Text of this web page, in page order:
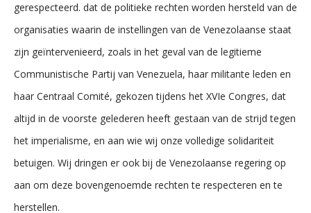
gerespecteerd. dat de politieke rechten worden hersteld van de
organisaties waarin de instellingen van de Venezolaanse staat
zijn geïntervenieerd, zoals in het geval van de legitieme
Communistische Partij van Venezuela, haar militante leden en
haar Centraal Comité, gekozen tijdens het XVIe Congres, dat
altijd in de voorste gelederen heeft gestaan van de strijd tegen
het imperialisme, en aan wie wij onze volledige solidariteit
betuigen. Wij dringen er ook bij de Venezolaanse regering op
aan om deze bovengenoemde rechten te respecteren en te
herstellen.